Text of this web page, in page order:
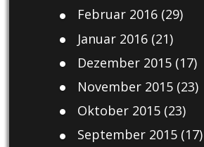
Februar 2016(29)
Januar 2016(21)
Dezember 2015(17)
November 2015(23)
Oktober 2015(23)
September 2015(17)